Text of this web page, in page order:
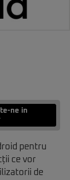
ne in
pentru
ce vor
de